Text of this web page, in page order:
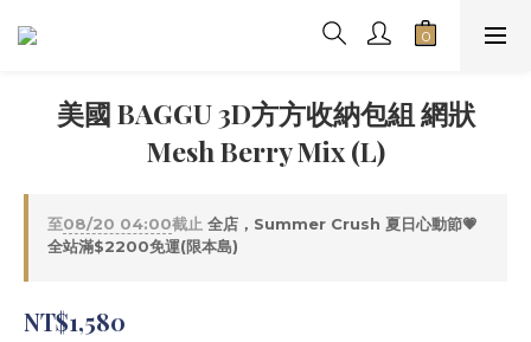
美國 BAGGU 3D方方收納包組 網狀
Mesh Berry Mix (L)
至08/20 04:00截止 全店，Summer Crush 夏日心動節💗
全站滿$2200免運(限本島)
NT$1,580